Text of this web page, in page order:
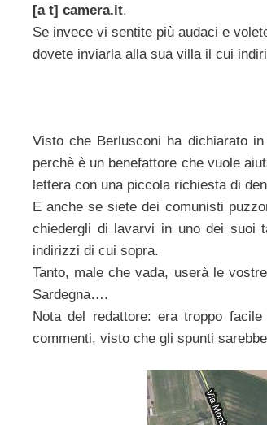
[a t] camera.it.
Se invece vi sentite più audaci e
dovete inviarla alla sua villa il cui
Visto che Berlusconi ha dichiarato
perchè è un benefattore che vuole
lettera con una piccola richiesta di
E anche se siete dei comunisti
chiedergli di lavarvi in uno dei suoi
indirizzi di cui sopra.
Tanto, male che vada, userà le
Sardegna….
Nota del redattore: era troppo
commenti, visto che gli spunti